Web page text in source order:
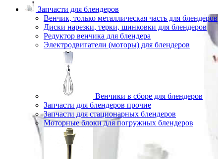
Запчасти для блендеров
Венчик, только металлическая часть для блендеров
Диски нарезки, терки, шинковки для блендеров
Редуктор венчика для блендера
Электродвигатели (моторы) для блендеров
Венчики в сборе для блендеров
Запчасти для блендеров прочие
Запчасти для стационарных блендеров
Моторные блоки для погружных блендеров